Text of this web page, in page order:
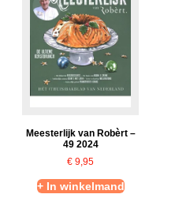
Meesterlijk van Robèrt –
49 2024
€ 9,95
+ In winkelmand